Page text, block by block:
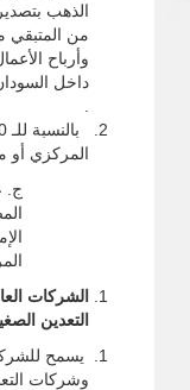
من المتبقي
وأرباح
داخل
المركزي أو
ج.
الشركات
التعدين
يسمح